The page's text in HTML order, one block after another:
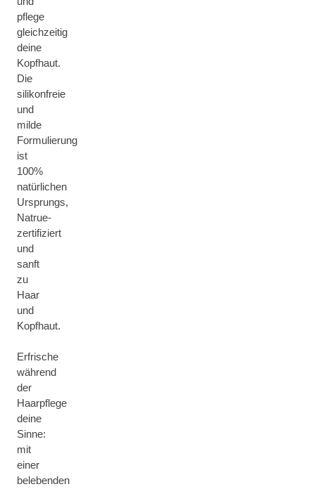
pflege
gleichzeitig
deine
Kopfhaut.
Die
silikonfreie
und
milde
Formulierung
ist
100%
natürlichen
Ursprungs,
Natrue-
zertifiziert
und
sanft
zu
Haar
und
Kopfhaut.
Erfrische
während
der
Haarpflege
deine
Sinne:
mit
einer
belebenden